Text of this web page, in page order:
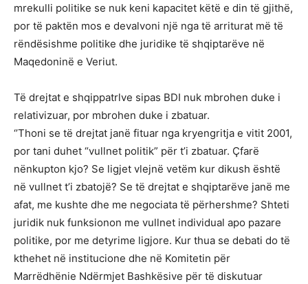
mrekulli politike se nuk keni kapacitet këtë e din të gjithë,
por të paktën mos e devalvoni një nga të arriturat më të
rëndësishme politike dhe juridike të shqiptarëve në
Maqedoninë e Veriut.
Të drejtat e shqippatrlve sipas BDI nuk mbrohen duke i
relativizuar, por mbrohen duke i zbatuar.
‘’Thoni se të drejtat janë fituar nga kryengritja e vitit 2001,
por tani duhet “vullnet politik” për t’i zbatuar. Çfarë
nënkupton kjo? Se ligjet vlejnë vetëm kur dikush është
në vullnet t’i zbatojë? Se të drejtat e shqiptarëve janë me
afat, me kushte dhe me negociata të përhershme? Shteti
juridik nuk funksionon me vullnet individual apo pazare
politike, por me detyrime ligjore. Kur thua se debati do të
kthehet në institucione dhe në Komitetin për
Marrëdhënie Ndërmjet Bashkësive për të diskutuar